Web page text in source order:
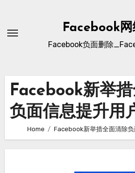
content
Facebook
Facebook负面删除
Facebook新举
负面信息提升用
Home Facebook新举措全面清除